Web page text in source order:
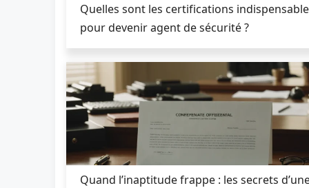
Quelles sont les certifications
pour devenir agent de sécurité ?
Quand l’inaptitude frappe : les secrets